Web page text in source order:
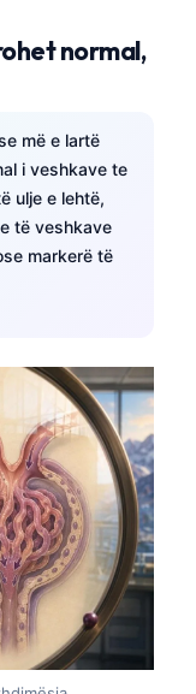
normal,
më e lartë
i veshkave te
ulje e lehtë,
të veshkave
markerë të